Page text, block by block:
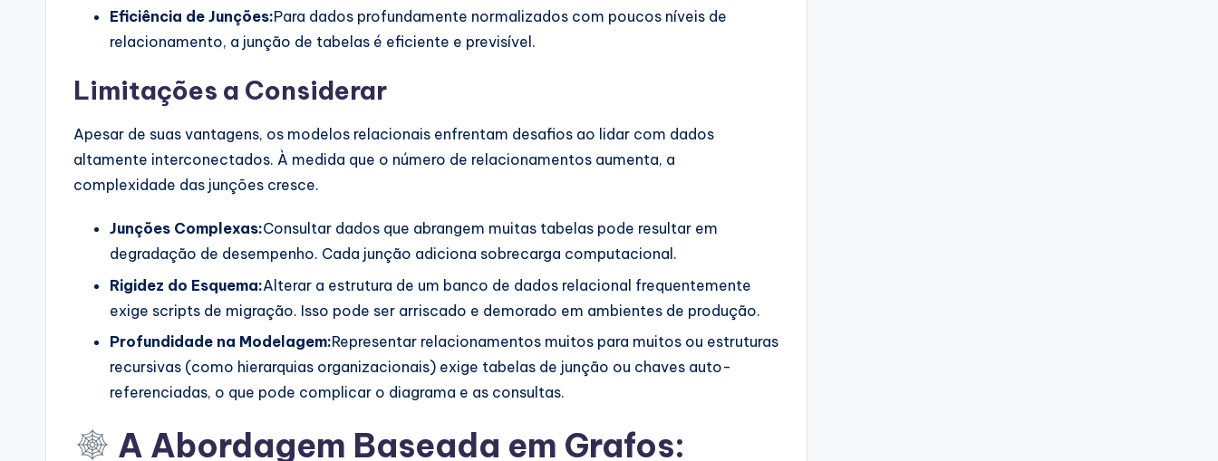
Eficiência de Junções:Para dados profundamente normalizados com poucos níveis de
relacionamento, a junção de tabelas é eficiente e previsível.
Limitações a Considerar
Apesar de suas vantagens, os modelos relacionais enfrentam desafios ao lidar com dados
altamente interconectados. À medida que o número de relacionamentos aumenta, a
complexidade das junções cresce.
Junções Complexas:Consultar dados que abrangem muitas tabelas pode resultar em
degradação de desempenho. Cada junção adiciona sobrecarga computacional.
Rigidez do Esquema:Alterar a estrutura de um banco de dados relacional frequentemente
exige scripts de migração. Isso pode ser arriscado e demorado em ambientes de produção.
Profundidade na Modelagem:Representar relacionamentos muitos para muitos ou estruturas
recursivas (como hierarquias organizacionais) exige tabelas de junção ou chaves auto-
referenciadas, o que pode complicar o diagrama e as consultas.
A Abordagem Baseada em Grafos: